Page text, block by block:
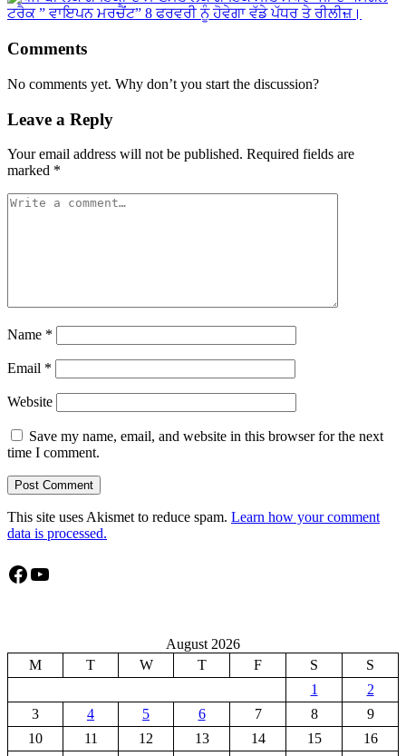
Comments
No comments yet. Why don’t you start the discussion?
Leave a Reply
Your email address will not be published. Required fields are
marked *
Name *
Email *
Website
Save my name, email, and website in this browser for the next
time I comment.
This site uses Akismet to reduce spam. Learn how your comment
data is processed.
Facebook
YouTube
August 2026
M
T W T F S
S
1
2
3
4 5 6 7 8
9
10
11 12 13 14 15
16